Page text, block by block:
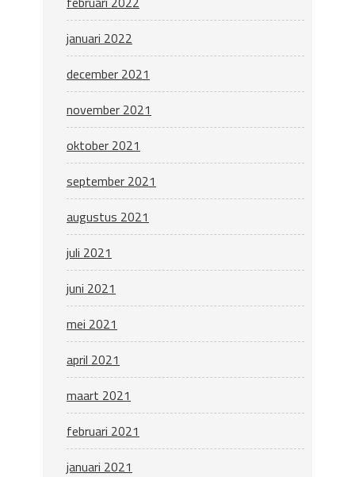
januari 2022
december 2021
november 2021
oktober 2021
september 2021
augustus 2021
juli 2021
juni 2021
mei 2021
april 2021
maart 2021
februari 2021
januari 2021